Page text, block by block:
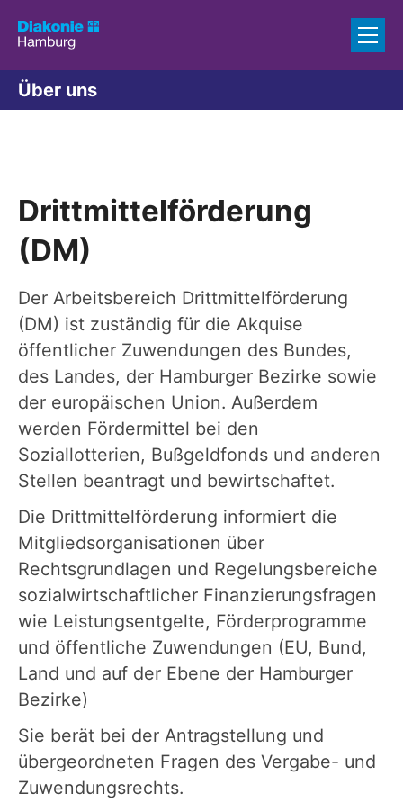
Über uns
Drittmittelförderung
(DM)
Der Arbeitsbereich Drittmittelförderung
(DM) ist zuständig für die Akquise
öffentlicher Zuwendungen des Bundes,
des Landes, der Hamburger Bezirke sowie
der europäischen Union. Außerdem
werden Fördermittel bei den
Soziallotterien, Bußgeldfonds und anderen
Stellen beantragt und bewirtschaftet.
Die Drittmittelförderung informiert die
Mitgliedsorganisationen über
Rechtsgrundlagen und Regelungsbereiche
sozialwirtschaftlicher Finanzierungsfragen
wie Leistungsentgelte, Förderprogramme
und öffentliche Zuwendungen (EU, Bund,
Land und auf der Ebene der Hamburger
Bezirke)
Sie berät bei der Antragstellung und
übergeordneten Fragen des Vergabe- und
Zuwendungsrechts.